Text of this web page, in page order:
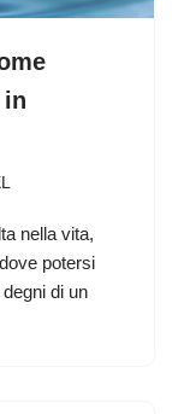
in
nella vita,
potersi
di un